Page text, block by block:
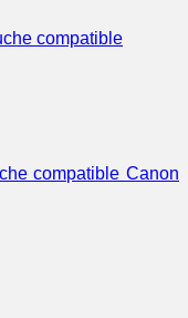
compatible Canon